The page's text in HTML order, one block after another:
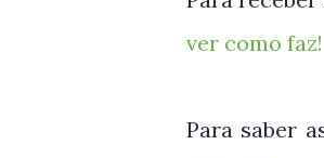
ver como faz!
Para saber